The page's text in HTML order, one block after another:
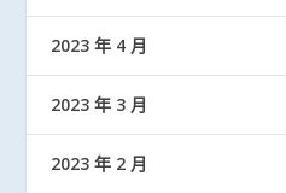
2023 年 4 月
2023 年 3 月
2023 年 2 月